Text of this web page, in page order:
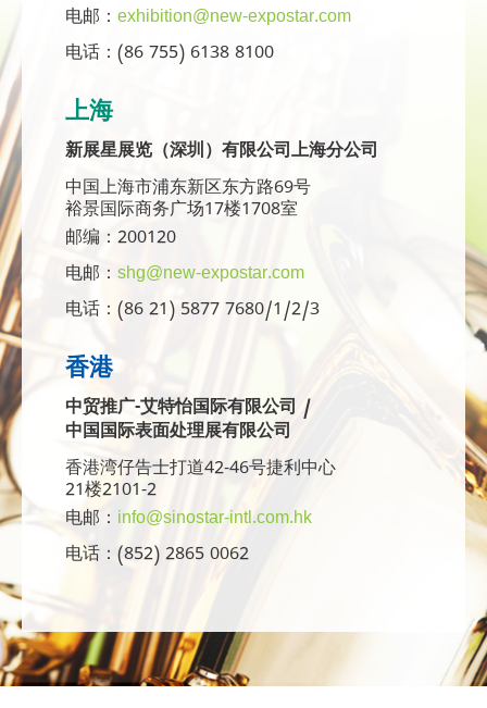
电邮： exhibition@new-expostar.com
电话：(86 755) 6138 8100
上海
新展星展览（深圳）有限公司上海分公司
中国上海市浦东新区东方路69号
裕景国际商务广场17楼1708室
邮编：200120
电邮： shg@new-expostar.com
电话：(86 21) 5877 7680/1/2/3
香港
中贸推广-艾特怡国际有限公司 /
中国国际表面处理展有限公司
香港湾仔告士打道42-46号捷利中心
21楼2101-2
电邮： info@sinostar-intl.com.hk
电话：(852) 2865 0062